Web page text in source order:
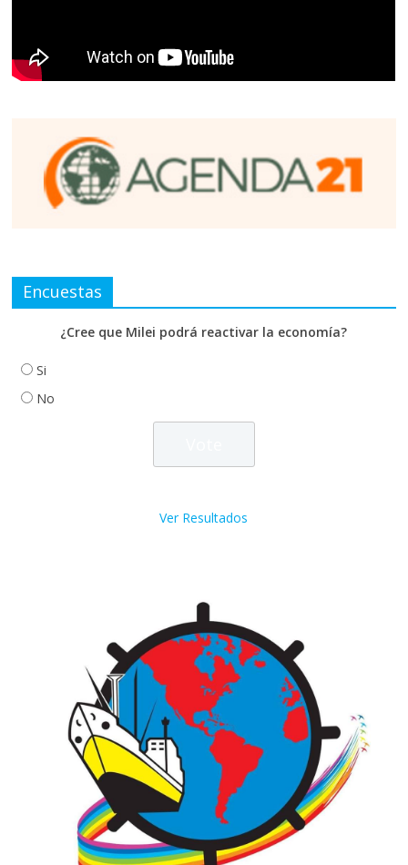
Encuestas
¿Cree que Milei podrá reactivar la economía?
Si
No
Ver Resultados